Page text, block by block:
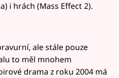
i hrách (Mass Effect 2).
ale stále pouze
to měl mnohem
drama z roku 2004 má